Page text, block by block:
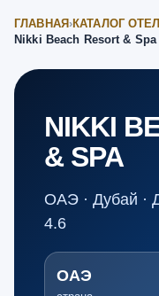
ГЛАВНАЯ ›КАТАЛОГ
Nikki Beach Resort & Spa
NIKKI
& SPA
ОАЭ · Дубай ·
4.6
ОАЭ